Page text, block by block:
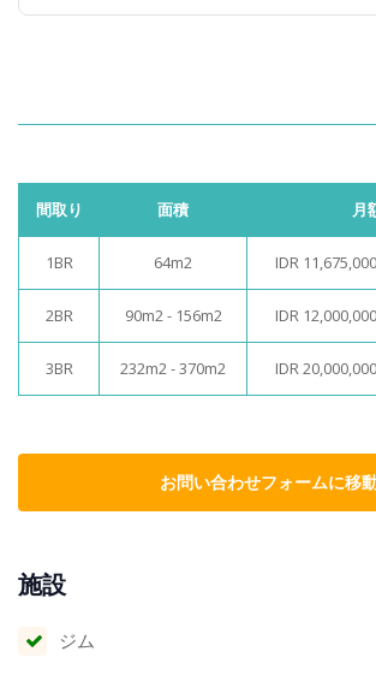
間取り 面積 月
1BR 64m2 IDR
2BR 90m2 - 156m2 IDR
3BR 232m2 - 370m2 IDR
お問い合わせフォームに移
施設
ジム